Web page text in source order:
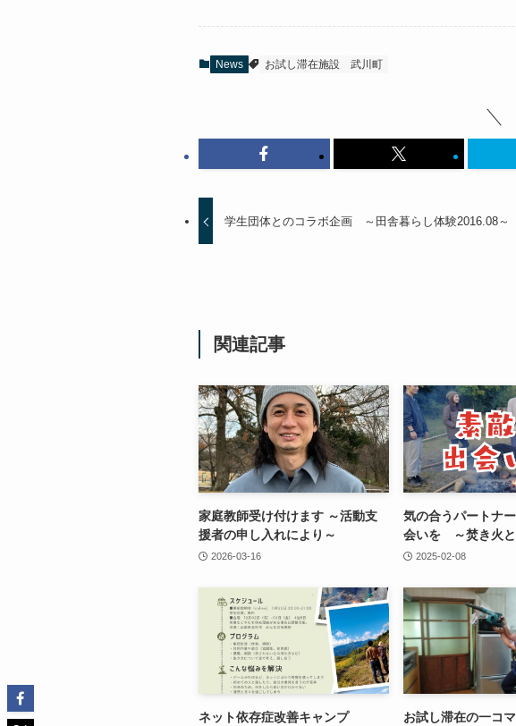
e
b
er
n
a
News お試し滞在施設 武川町
学生団体とのコラボ企画 ～田舎暮らし体験2016.08～
関連記事
家庭教師受け付けます ～活動支
援者の申し入れにより～
2026-03-16
気の合うパートナ
会いを ～焚き火と
2025-02-08
ネット依存症改善キャンプ
お試し滞在の一コ